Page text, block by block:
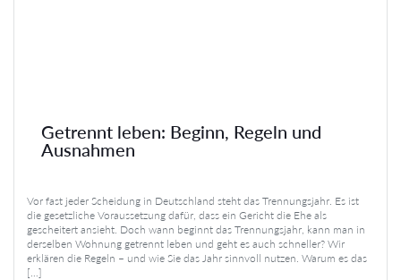
Getrennt leben: Beginn, Regeln und
Ausnahmen
Vor fast jeder Scheidung in Deutschland steht das Trennungsjahr. Es ist
die gesetzliche Voraussetzung dafür, dass ein Gericht die Ehe als
gescheitert ansieht. Doch wann beginnt das Trennungsjahr, kann man in
derselben Wohnung getrennt leben und geht es auch schneller? Wir
erklären die Regeln – und wie Sie das Jahr sinnvoll nutzen. Warum es das
[…]